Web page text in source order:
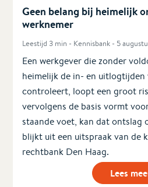
Geen belang bij heimelijk
werknemer
Leestijd 3 min - Kennisbank - 5
Een werkgever die zonder
heimelijk de in- en uitlogtijden
controleert, loopt een groot
vervolgens de basis vormt
staande voet, kan dat
blijkt uit een uitspraak van de
rechtbank Den Haag.
Lees